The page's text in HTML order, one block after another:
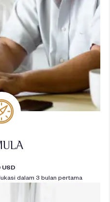
dalam 3 bulan pertama